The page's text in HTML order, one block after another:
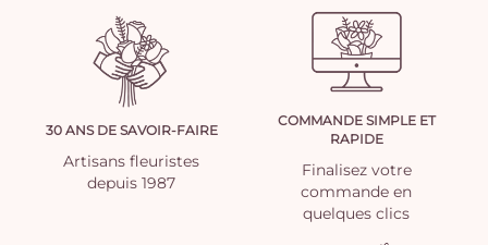
30 ANS DE SAVOIR-FAIRE
Artisans fleuristes
depuis 1987
COMMANDE SIMPLE ET
RAPIDE
Finalisez votre
commande en
quelques clics